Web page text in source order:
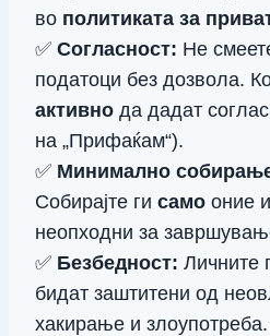
во политиката за
✅ Согласност: Не
податоци без дозвола.
активно да дадат
на „Прифаќам“).
✅ Минимално
Собирајте ги само оние
неопходни за
✅ Безбедност: Личните
бидат заштитени од
хакирање и злоупотреба.